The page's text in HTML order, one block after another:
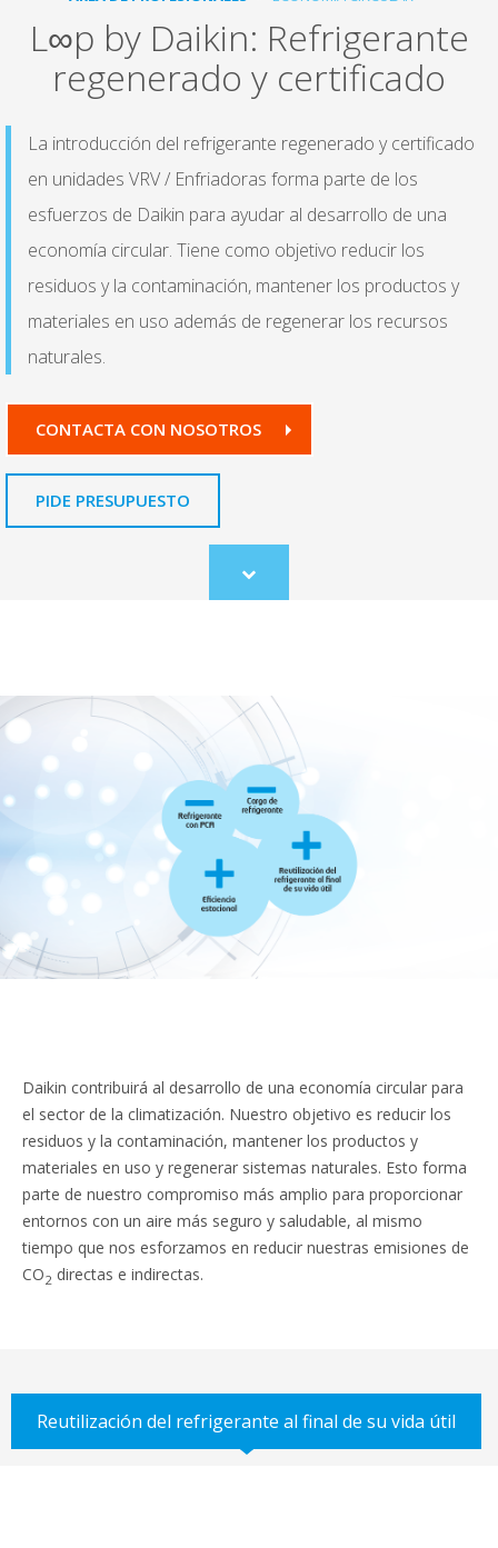
L∞p by Daikin: Refrigerante
regenerado y certificado
La introducción del refrigerante regenerado y certificado
en unidades VRV / Enfriadoras forma parte de los
esfuerzos de Daikin para ayudar al desarrollo de una
economía circular. Tiene como objetivo reducir los
residuos y la contaminación, mantener los productos y
materiales en uso además de regenerar los recursos
naturales.
CONTACTA CON NOSOTROS
PIDE PRESUPUESTO
Scroll
to
Daikin contribuirá al desarrollo de una economía circular para
el sector de la climatización. Nuestro objetivo es reducir los
residuos y la contaminación, mantener los productos y
materiales en uso y regenerar sistemas naturales. Esto forma
parte de nuestro compromiso más amplio para proporcionar
entornos con un aire más seguro y saludable, al mismo
tiempo que nos esforzamos en reducir nuestras emisiones de
CO2 directas e indirectas.
Reutilización del refrigerante al final de su vida útil